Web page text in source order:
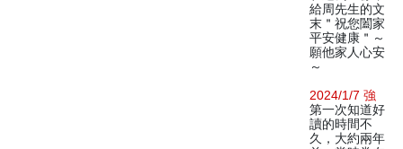
給周先生的文
末＂祝您闔家
平安健康＂～
願他家人心安
～
2024/1/7 強
第一次知道好
讀的時間不
久，大約兩年